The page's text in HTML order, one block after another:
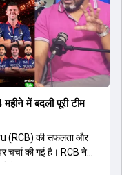
में होने वाली
लिया गया है।
में बदली पूरी टीम
(RCB) की सफलता और
चर्चा की गई है। RCB ने
बटन दबाया। टीम